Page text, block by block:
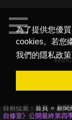
為了提供您優
cookies。若您
我們的隱私政策
目前位置： 首頁 新聞
自修室》公開最終第四